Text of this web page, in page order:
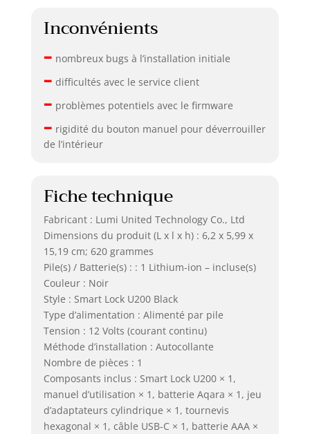
Inconvénients
– nombreux bugs à l’installation initiale
– difficultés avec le service client
– problèmes potentiels avec le firmware
– rigidité du bouton manuel pour déverrouiller
de l’intérieur
Fiche technique
Fabricant : Lumi United Technology Co., Ltd
Dimensions du produit (L x l x h) : 6,2 x 5,99 x
15,19 cm; 620 grammes
Pile(s) / Batterie(s) : : 1 Lithium-ion – incluse(s)
Couleur : Noir
Style : Smart Lock U200 Black
Type d’alimentation : Alimenté par pile
Tension : 12 Volts (courant continu)
Méthode d’installation : Autocollante
Nombre de pièces : 1
Composants inclus : Smart Lock U200 × 1,
manuel d’utilisation × 1, batterie Aqara × 1, jeu
d’adaptateurs cylindrique × 1, tournevis
hexagonal × 1, câble USB-C × 1, batterie AAA ×